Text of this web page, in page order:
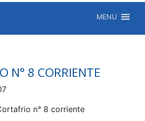
MENU
N° 8 CORRIENTE
n° 8 corriente